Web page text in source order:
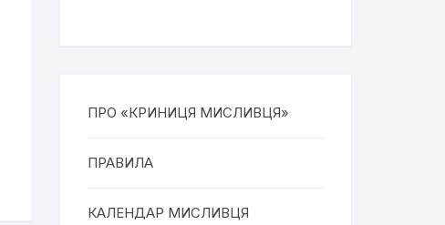
ПРО «КРИНИЦЯ МИСЛИВЦЯ»
ПРАВИЛА
КАЛЕНДАР МИСЛИВЦЯ